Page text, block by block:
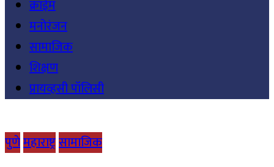
क्राईम
मनोरंजन
सामाजिक
शिक्षण
प्रायव्हसी पॉलिसी
पुणेमहाराष्ट्रसामाजिक